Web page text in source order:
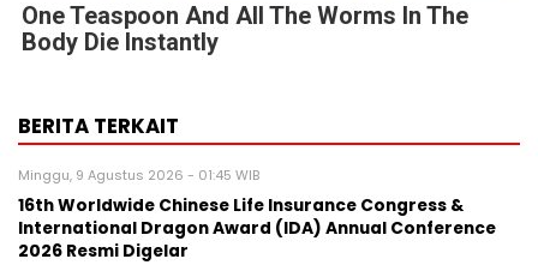
One Teaspoon And All The Worms In The
Body Die Instantly
BERITA TERKAIT
Minggu, 9 Agustus 2026 - 01:45 WIB
16th Worldwide Chinese Life Insurance Congress &
International Dragon Award (IDA) Annual Conference
2026 Resmi Digelar